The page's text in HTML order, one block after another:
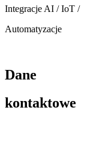
Integracje AI / IoT /
Automatyzacje
Dane
kontaktowe